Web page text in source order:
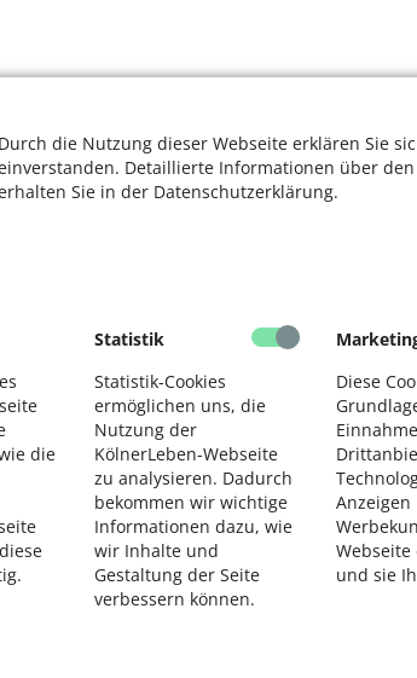
Durch die Nutzung dieser Webseite erklären Sie
Detaillierte Informationen über
Sie in der Datenschutzerklärung.
die
Statistik
Statistik-Cookies
ermöglichen uns, die
Nutzung der
KölnerLeben-Webseite
zu analysieren. Dadurch
bekommen wir wichtige
Informationen dazu, wie
wir Inhalte und
Gestaltung der Seite
verbessern können.
Diese
und sie